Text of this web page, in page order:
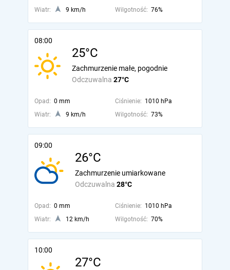
Wiatr: 9 km/h Wilgotność: 76%
08:00
25°C
Odczuwalna 27°C
Zachmurzenie małe, pogodnie
Opad: 0 mm Ciśnienie: 1010 hPa
Wiatr:
9 km/h Wilgotność: 73%
09:00
26°C
Odczuwalna 28°C
Zachmurzenie umiarkowane
Opad: 0 mm Ciśnienie: 1010 hPa
Wiatr:
12 km/h Wilgotność: 70%
10:00
27°C